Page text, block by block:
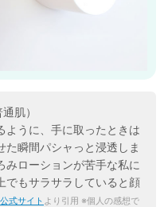
肌）
ように、手に取ったときは
た瞬間パシャっと浸透しま
みローションが苦手な私に
でもサラサラしていると顔
式サイト より引用 ※個人の感想で